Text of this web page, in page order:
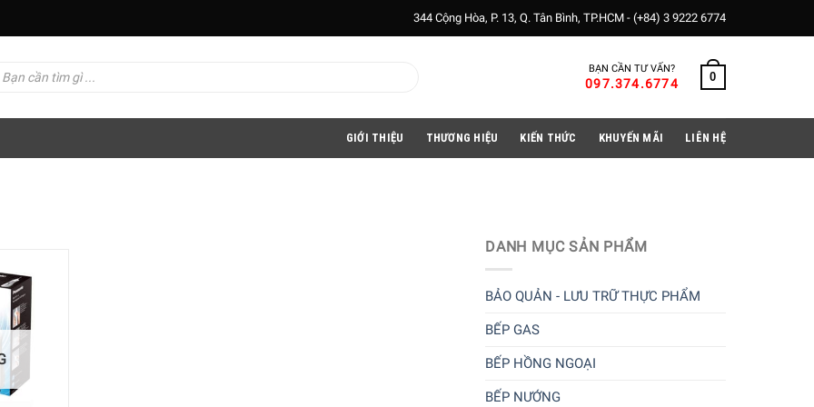
344 Cộng Hòa, P. 13, Q. Tân Bình, TP.HCM - (+84) 3 9222 6774
BẠN CẦN TƯ VẤN?
097.374.6774 0
GIỚI THIỆU THƯƠNG HIỆU KIẾN THỨC KHUYẾN MÃI LIÊN HỆ
DANH MỤC SẢN PHẨM
BẢO QUẢN - LƯU TRỮ THỰC PHẨM
BẾP GAS
BẾP HỒNG NGOẠI
BẾP NƯỚNG